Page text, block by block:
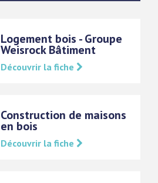
Logement bois - Groupe
Weisrock Bâtiment
Découvrir la fiche
Construction de maisons
en bois
Découvrir la fiche